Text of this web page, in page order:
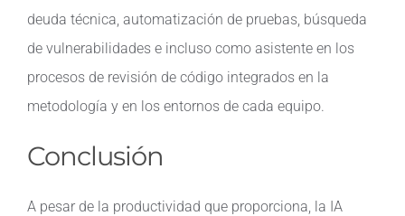
deuda técnica, automatización de pruebas, búsqueda
de vulnerabilidades e incluso como asistente en los
procesos de revisión de código integrados en la
metodología y en los entornos de cada equipo.
Conclusión
A pesar de la productividad que proporciona, la IA